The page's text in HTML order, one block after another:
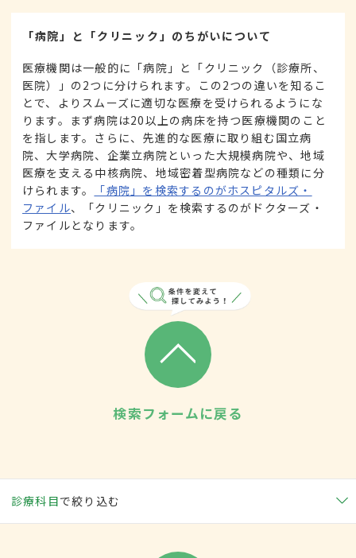
「病院」と「クリニック」のちがいについて
医療機関は一般的に「病院」と「クリニック（診療所、
医院）」の2つに分けられます。この2つの違いを知るこ
とで、よりスムーズに適切な医療を受けられるようにな
ります。まず病院は20以上の病床を持つ医療機関のこと
を指します。さらに、先進的な医療に取り組む国立病
院、大学病院、企業立病院といった大規模病院や、地域
医療を支える中核病院、地域密着型病院などの種類に分
けられます。
「病院」を検索するのがホスピタルズ・
ファイル、「クリニック」を検索するのがドクターズ・
ファイルとなります。
検索フォームに戻る
診療科目で絞り込む